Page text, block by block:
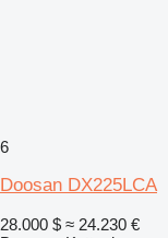
6
Doosan DX225LCA
28.000 $ ≈ 24.230 €